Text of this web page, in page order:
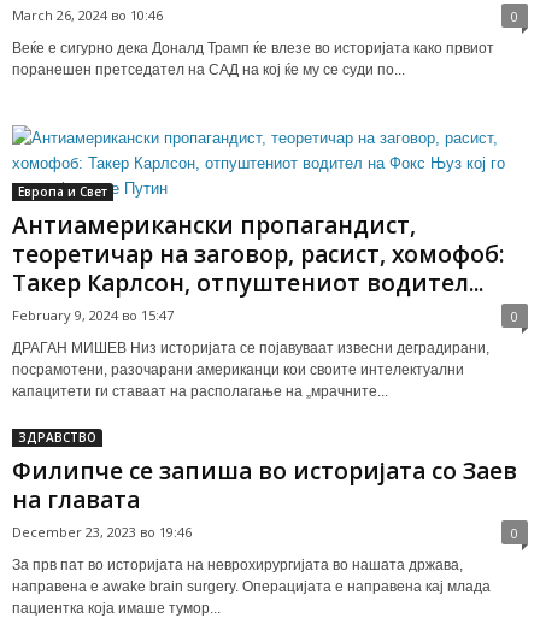
March 26, 2024 во 10:46 0
Веќе е сигурно дека Доналд Трамп ќе влезе во историјата како првиот
поранешен претседател на САД на кој ќе му се суди по...
Европа и Свет
Антиамерикански пропагандист,
теоретичар на заговор, расист, хомофоб:
Такер Карлсон, отпуштениот водител...
February 9, 2024 во 15:47 0
ДРАГАН МИШЕВ Низ историјата се појавуваат извесни деградирани,
посрамотени, разочарани американци кои своите интелектуални
капацитети ги ставаат на располагање на „мрачните...
ЗДРАВСТВО
Филипче се запиша во историјата со Заев
на главата
December 23, 2023 во 19:46 0
За прв пат во историјата на неврохирургијата во нашата држава,
направена е awake brain surgery. Операцијата е направена кај млада
пациентка која имаше тумор...